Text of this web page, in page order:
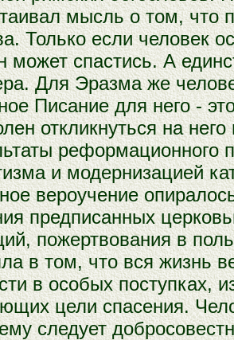
мысль о том, что
Только если человек
может спастись. А
Для Эразма же
Писание для него -
откликнуться на
реформационного
и модернизацией
вероучение
предписанных
пожертвования в
в том, что вся жизнь
в особых поступках,
цели спасения.
следует